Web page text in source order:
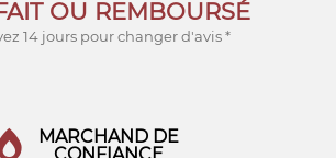
OU REMBOURSÉ
14 jours pour changer d'avis *
MARCHAND DE